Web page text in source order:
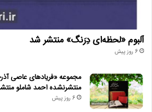
آلبوم «لحظه‌ای دِرَنگ» منتشر شد
6 روز پیش
مجموعه «فریادهای عاصی
منتشرنشده احمد شاملو
6 روز پیش